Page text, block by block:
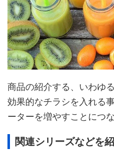
商品の紹介する、いわゆ
効果的なチラシを入れる
ーターを増やすことにつ
関連シリーズなどを紹